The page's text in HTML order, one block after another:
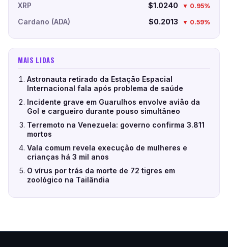
XRP $1.0240 ▼ 0.95%
Cardano (ADA) $0.2013 ▼ 0.59%
MAIS LIDAS
Astronauta retirado da Estação Espacial
Internacional fala após problema de saúde
Incidente grave em Guarulhos envolve avião da
Gol e cargueiro durante pouso simultâneo
Terremoto na Venezuela: governo confirma 3.811
mortos
Vala comum revela execução de mulheres e
crianças há 3 mil anos
O vírus por trás da morte de 72 tigres em
zoológico na Tailândia